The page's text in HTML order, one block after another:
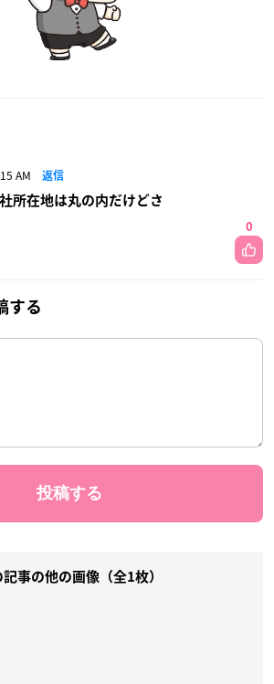
AM 返信
所在地は丸の内だけどさ
0
する
記事の他の画像（全1枚）